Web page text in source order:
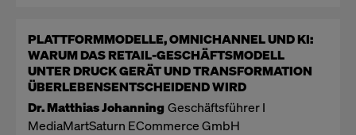
PLATTFORMMODELLE, OMNICHANNEL UND KI:
WARUM DAS RETAIL-GESCHÄFTSMODELL
UNTER DRUCK GERÄT UND TRANSFORMATION
ÜBERLEBENSENTSCHEIDEND WIRD
Dr. Matthias JohanningGeschäftsführer I
MediaMartSaturn ECommerce GmbH